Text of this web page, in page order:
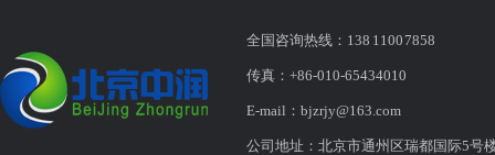
全国咨询热线：138 1100 7858
传真：+86-010-65434010
E-mail：bjzrjy@163.com
公司地址：北京市通州区瑞都国际5号